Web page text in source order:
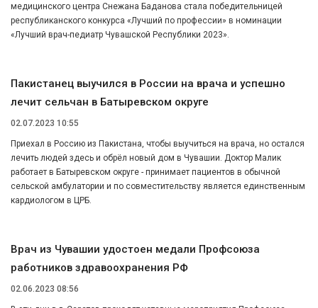
медицинского центра Снежана Баданова стала победительницей
республиканского конкурса «Лучший по профессии» в номинации
«Лучший врач-педиатр Чувашской Республики 2023».
Пакистанец выучился в России на врача и успешно
лечит сельчан в Батыревском округе
02.07.2023 10:55
Приехал в Россию из Пакистана, чтобы выучиться на врача, но остался
лечить людей здесь и обрёл новый дом в Чувашии. Доктор Малик
работает в Батыревском округе - принимает пациентов в обычной
сельской амбулатории и по совместительству является единственным
кардиологом в ЦРБ.
Врач из Чувашии удостоен медали Профсоюза
работников здравоохранения РФ
02.06.2023 08:56